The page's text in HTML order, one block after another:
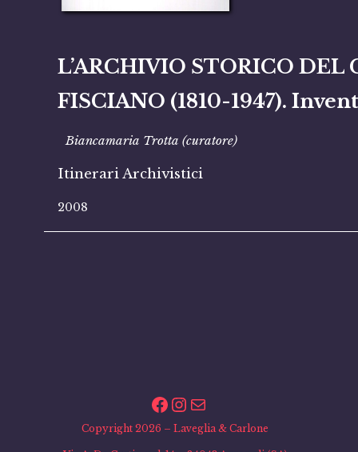
L’ARCHIVIO STORICO DEL
FISCIANO (1810-1947).
Biancamaria Trotta (curatore)
Itinerari Archivistici
2008
Facebook
Instagram
Email
Copyright 2026 – Laveglia & Carlone